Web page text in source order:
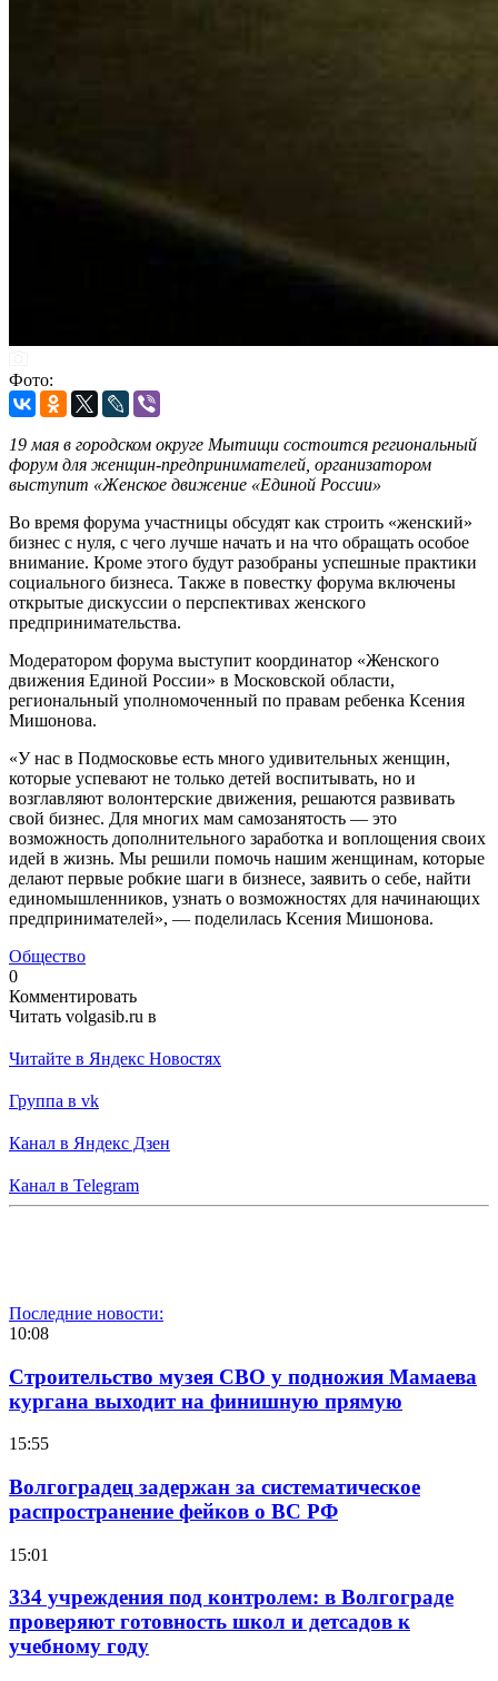
Фото:
19 мая в городском округе Мытищи состоится региональный
форум для женщин-предпринимателей, организатором
выступит «Женское движение «Единой России»
Во время форума участницы обсудят как строить «женский»
бизнес с нуля, с чего лучше начать и на что обращать особое
внимание. Кроме этого будут разобраны успешные практики
социального бизнеса. Также в повестку форума включены
открытые дискуссии о перспективах женского
предпринимательства.
Модератором форума выступит координатор «Женского
движения Единой России» в Московской области,
региональный уполномоченный по правам ребенка Ксения
Мишонова.
«У нас в Подмосковье есть много удивительных женщин,
которые успевают не только детей воспитывать, но и
возглавляют волонтерские движения, решаются развивать
свой бизнес. Для многих мам самозанятость — это
возможность дополнительного заработка и воплощения своих
идей в жизнь. Мы решили помочь нашим женщинам, которые
делают первые робкие шаги в бизнесе, заявить о себе, найти
единомышленников, узнать о возможностях для начинающих
предпринимателей», — поделилась Ксения Мишонова.
Общество
0
Комментировать
Читать volgasib.ru в
Читайте в Яндекс Новостях
Группа в vk
Канал в Яндекс Дзен
Канал в Telegram
Последние новости:
10:08
Строительство музея СВО у подножия Мамаева
кургана выходит на финишную прямую
15:55
Волгоградец задержан за систематическое
распространение фейков о ВС РФ
15:01
334 учреждения под контролем: в Волгограде
проверяют готовность школ и детсадов к
учебному году